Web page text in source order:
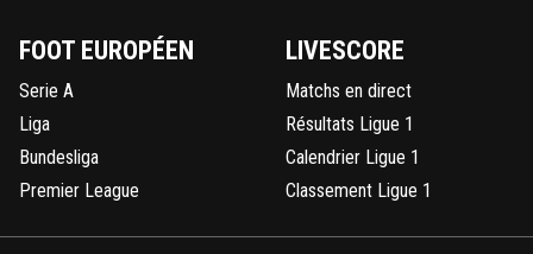
FOOT EUROPÉEN
Serie A
Liga
Bundesliga
Premier League
LIVESCORE
Matchs en direct
Résultats Ligue 1
Calendrier Ligue 1
Classement Ligue 1